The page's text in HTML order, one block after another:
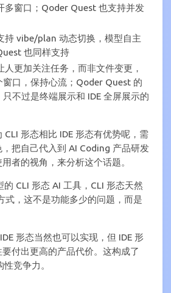
多窗口；Qoder Quest 也支持并发
持 vibe/plan 动态切换，模型自主
也同样支持
人更加关注任务，而非文件变更，
窗口，保持心流；Qoder Quest 的
不过是终端展示和 IDE 全屏展示的
CLI 形态相比 IDE 形态有优势呢，需
把自己代入到 AI Coding 产品研发
者的视角，来分析这个话题。
CLI 形态 AI 工具，CLI 形态天然
式，这不是功能多少的问题，而是
形态当然也可以实现，但 IDE 形
付出更高的产品代价。这构成了
竞争力。